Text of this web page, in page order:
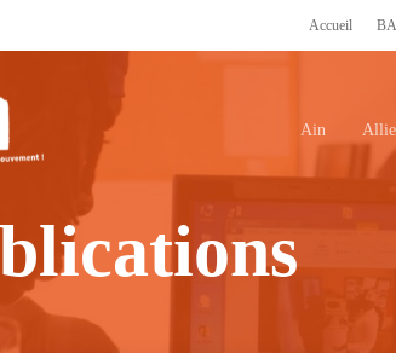
Accueil
recherche ou ESC pour fermer.
Ain